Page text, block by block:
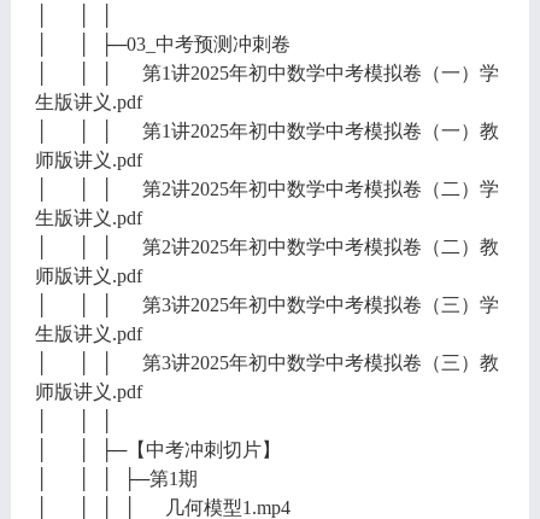
│ │ ├─03_中考预测冲刺卷
│ │ │ 第1讲2025年初中数学中考模拟卷（一）学
生版讲义.pdf
│ │ │ 第1讲2025年初中数学中考模拟卷（一）教
师版讲义.pdf
│ │ │ 第2讲2025年初中数学中考模拟卷（二）学
生版讲义.pdf
│ │ │ 第2讲2025年初中数学中考模拟卷（二）教
师版讲义.pdf
│ │ │ 第3讲2025年初中数学中考模拟卷（三）学
生版讲义.pdf
│ │ │ 第3讲2025年初中数学中考模拟卷（三）教
师版讲义.pdf
│ │ ├─【中考冲刺切片】
│ │ │ ├─第1期
│ │ │ │ 几何模型1.mp4